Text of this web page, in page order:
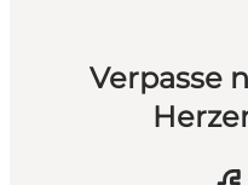
Verpasse